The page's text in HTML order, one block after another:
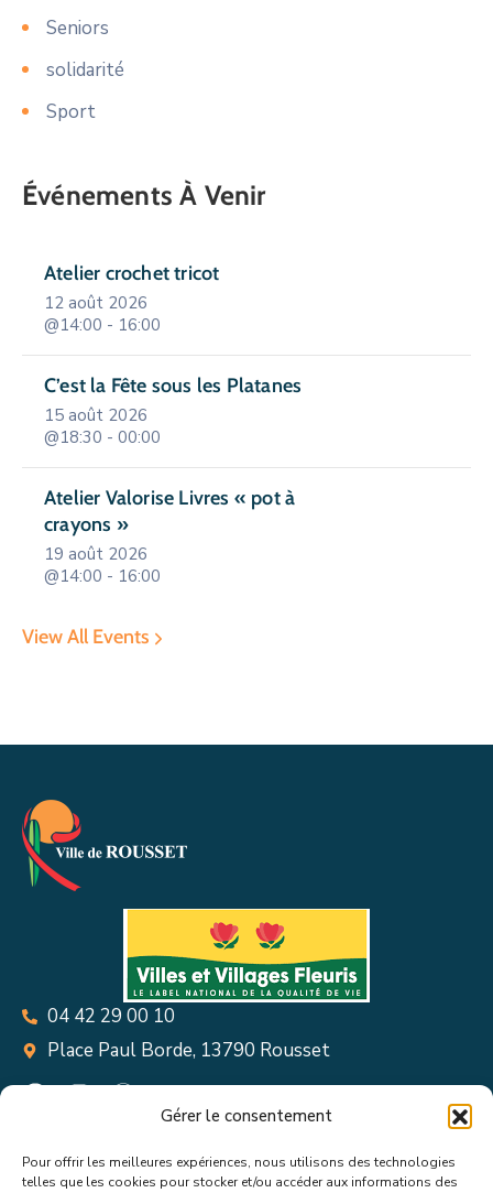
Gérer le consentement
Pour offrir les meilleures expériences, nous utilisons des technologies
telles que les cookies pour stocker et/ou accéder aux informations des
Seniors
solidarité
Sport
Événements À Venir
Atelier crochet tricot
12 août 2026
@14:00 - 16:00
C’est la Fête sous les Platanes
15 août 2026
@18:30 - 00:00
Atelier Valorise Livres « pot à
crayons »
19 août 2026
@14:00 - 16:00
View All Events
04 42 29 00 10
Place Paul Borde, 13790 Rousset
Suivez toutes les informations &